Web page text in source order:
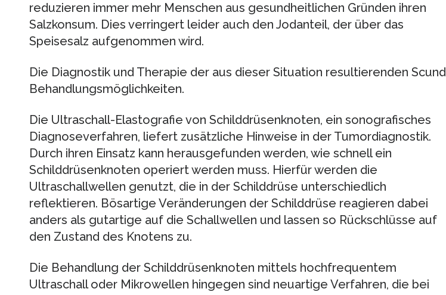
reduzieren immer mehr Menschen aus gesundheitlichen Gründen ihren
Salzkonsum. Dies verringert leider auch den Jodanteil, der über das
Speisesalz aufgenommen wird.
Die Diagnostik und Therapie der aus dieser Situation resultierenden Scund
Behandlungsmöglichkeiten.
Die Ultraschall-Elastografie von Schilddrüsenknoten, ein sonografisches
Diagnoseverfahren, liefert zusätzliche Hinweise in der Tumordiagnostik.
Durch ihren Einsatz kann herausgefunden werden, wie schnell ein
Schilddrüsenknoten operiert werden muss. Hierfür werden die
Ultraschallwellen genutzt, die in der Schilddrüse unterschiedlich
reflektieren. Bösartige Veränderungen der Schilddrüse reagieren dabei
anders als gutartige auf die Schallwellen und lassen so Rückschlüsse auf
den Zustand des Knotens zu.
Die Behandlung der Schilddrüsenknoten mittels hochfrequentem
Ultraschall oder Mikrowellen hingegen sind neuartige Verfahren, die bei